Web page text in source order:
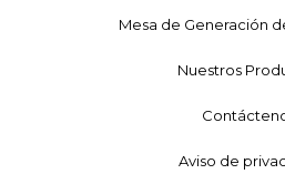
Mesa de Generación
Nuestros
Aviso de